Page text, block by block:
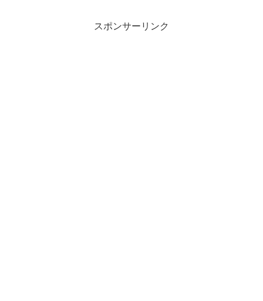
スポンサーリンク